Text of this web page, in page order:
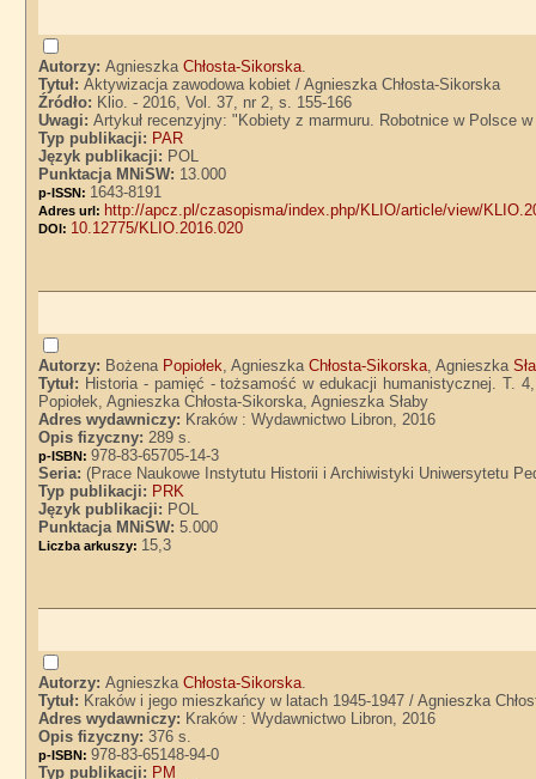
Autorzy:AgnieszkaChłosta-Sikorska.
Tytuł:Aktywizacja zawodowa kobiet / Agnieszka Chłosta-Sikorska
Źródło: Klio. - 2016, Vol. 37, nr 2, s. 155-166
Uwagi:Artykuł recenzyjny: "Kobiety z marmuru. Robotnice w Polsce
Typ publikacji: PAR
Język publikacji: POL
Punktacja MNiSW: 13.000
p-ISSN: 1643-8191
Adres url: http://apcz.pl/czasopisma/index.php/KLIO/article/view/
DOI: 10.12775/KLIO.2016.020
Autorzy: Bożena Popiołek, AgnieszkaChłosta-Sikorska, Agnieszka
Tytuł: Historia - pamięć - tożsamość w edukacji humanistycznej. T.
Popiołek, Agnieszka Chłosta-Sikorska, Agnieszka Słaby
Adres wydawniczy: Kraków : Wydawnictwo Libron, 2016
Opis fizyczny:289 s.
p-ISBN:978-83-65705-14-3
Seria:(Prace Naukowe Instytutu Historii i Archiwistyki Uniwersytetu
Typ publikacji: PRK
Język publikacji: POL
Punktacja MNiSW:5.000
Liczba arkuszy: 15,3
Autorzy:AgnieszkaChłosta-Sikorska.
Tytuł: Kraków i jego mieszkańcy w latach 1945-1947 / Agnieszka
Adres wydawniczy: Kraków : Wydawnictwo Libron, 2016
Opis fizyczny:376 s.
p-ISBN:978-83-65148-94-0
Typ publikacji: PM